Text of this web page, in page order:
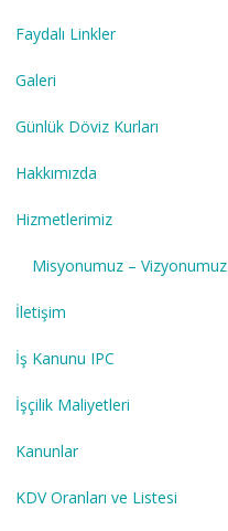
Faydalı Linkler
Galeri
Günlük Döviz Kurları
Hakkımızda
Hizmetlerimiz
Misyonumuz – Vizyonumuz
İletişim
İş Kanunu IPC
İşçilik Maliyetleri
Kanunlar
KDV Oranları ve Listesi